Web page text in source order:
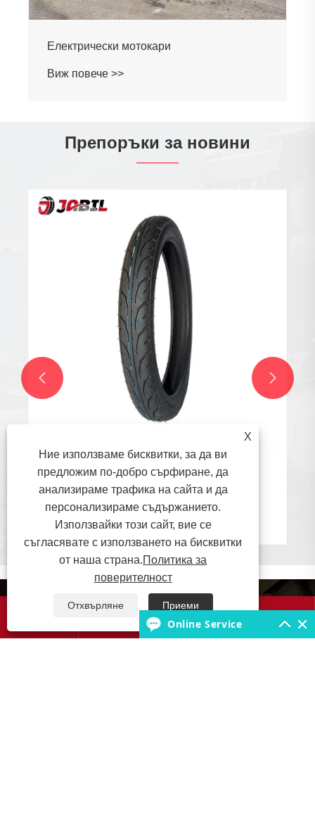
Електрически мотокари
Виж повече >>
Препоръки за новини
Какви са подходящите работни среди за
различните видове мотоциклетни гуми?
Виж повече >>
 

X
Ние използваме бисквитки, за да ви
предложим по-добро сърфиране, да
анализираме трафика на сайта и да
персонализираме съдържанието.
Използвайки този сайт, вие се
съгласявате с използването на бисквитки
от наша страна.Политика за
поверителност
Отхвърляне Приеми
Online Service